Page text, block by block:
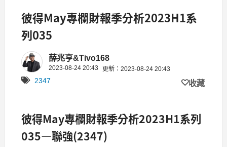
彼得May專欄財報季分析2023H1系
列035
薛兆亨&Tivo168
2023-08-24 20:43 更新：2023-08-24 20:43
2347 收藏
彼得May專欄財報季分析2023H1系列
035—聯強(2347)